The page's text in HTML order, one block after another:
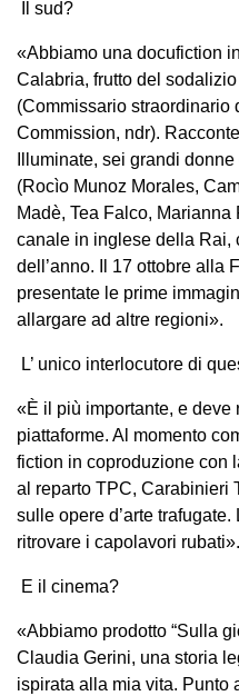
Il sud?
«Abbiamo una docufiction
Calabria, frutto del
(Commissario straordinario
Commission, ndr).
Illuminate, sei grandi
(Rocìo Munoz Morales,
Madè, Tea Falco,
canale in inglese della Rai,
dell’anno. Il 17 ottobre alla
presentate le prime
allargare ad altre regioni».
L’ unico interlocutore di
«È il più importante, e
piattaforme. Al momento
fiction in coproduzione con
al reparto TPC, Carabinieri
sulle opere d’arte
ritrovare i capolavori rubati».
E il cinema?
«Abbiamo prodotto “Sulla
Claudia Gerini, una storia
ispirata alla mia vita. Punto